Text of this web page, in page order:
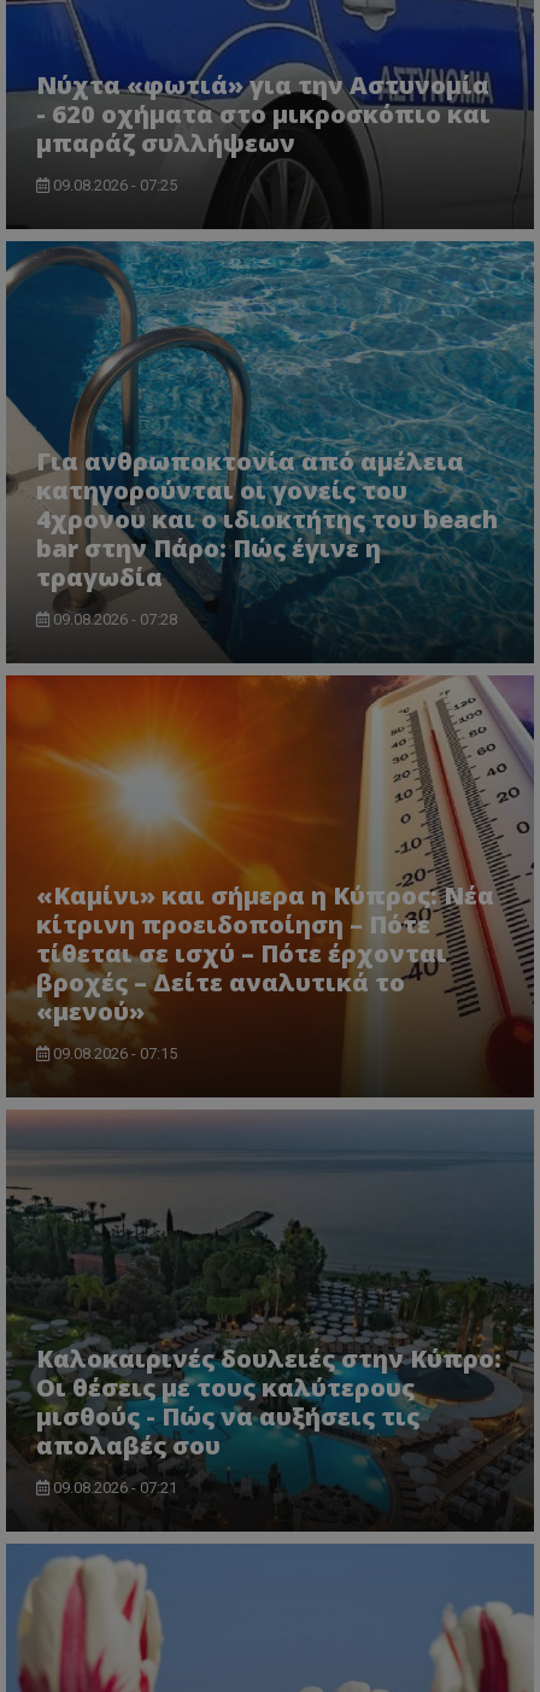
Νύχτα «φωτιά» για την Αστυνομία
- 620 οχήματα στο μικροσκόπιο και
μπαράζ συλλήψεων
09.08.2026 - 07:25
Για ανθρωποκτονία από αμέλεια
κατηγορούνται οι γονείς του
4χρονου και ο ιδιοκτήτης του beach
bar στην Πάρο: Πώς έγινε η
τραγωδία
09.08.2026 - 07:28
«Καμίνι» και σήμερα η Κύπρος: Νέα
κίτρινη προειδοποίηση – Πότε
τίθεται σε ισχύ – Πότε έρχονται
βροχές – Δείτε αναλυτικά το
«μενού»
09.08.2026 - 07:15
Καλοκαιρινές δουλειές στην Κύπρο:
Οι θέσεις με τους καλύτερους
μισθούς - Πώς να αυξήσεις τις
απολαβές σου
09.08.2026 - 07:21